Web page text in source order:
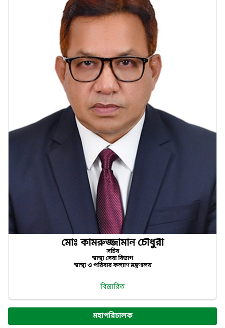
মোঃ কামরুজ্জামান চৌধুরী
সচিব
স্বাস্থ্য সেবা বিভাগ
স্বাস্থ্য ও পরিবার কল্যাণ মন্ত্রণালয়
বিস্তারিত
মহাপরিচালক